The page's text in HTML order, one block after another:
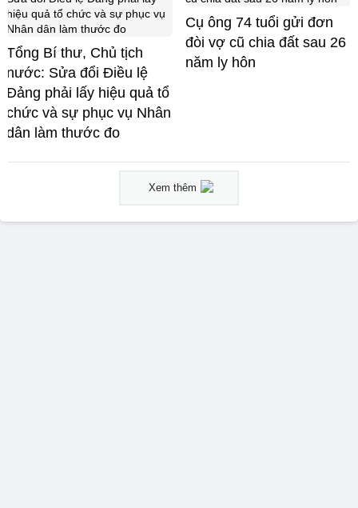
Tổng Bí thư, Chủ tịch
nước: Sửa đổi Điều lệ
Đảng phải lấy hiệu quả tổ
chức và sự phục vụ Nhân
dân làm thước đo
Cụ ông 74 tuổi gửi đơn
đòi vợ cũ chia đất sau 26
năm ly hôn
Xem thêm